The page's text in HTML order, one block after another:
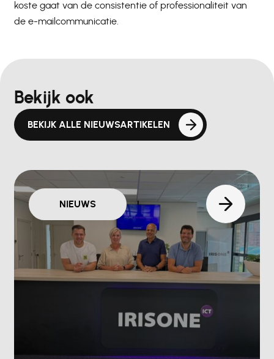
koste gaat van de consistentie of professionaliteit van
de e-mailcommunicatie.
Bekijk ook
BEKIJK ALLE NIEUWSARTIKELEN
NIEUWS